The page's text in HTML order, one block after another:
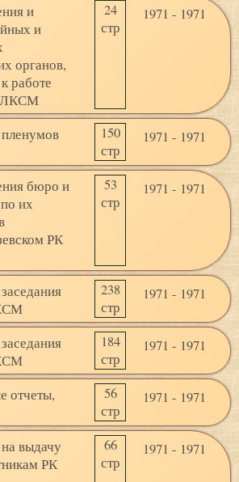
и
и
органов,
работе
24
стр
1971 - 1971
150
стр
1971 - 1971
бюро и
их
РК
53
стр
1971 - 1971
238
стр
1971 - 1971
184
стр
1971 - 1971
отчеты,
56
стр
1971 - 1971
выдачу
РК
66
стр
1971 - 1971